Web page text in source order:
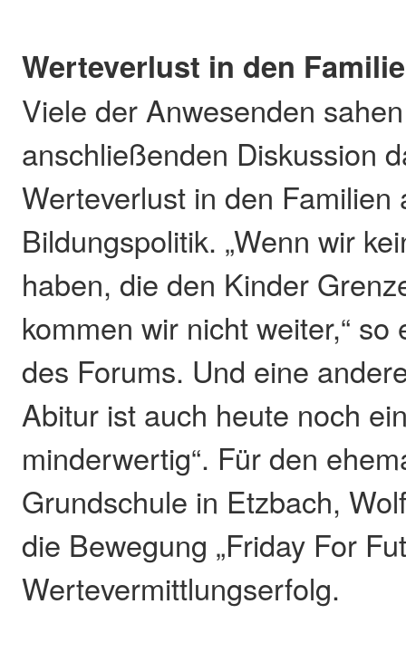
Werteverlust in den
Viele der Anwesenden
anschließenden Diskussion
Werteverlust in den Familien
Bildungspolitik. „Wenn wir
haben, die den Kinder
kommen wir nicht weiter,“ so
des Forums. Und eine
Abitur ist auch heute noch
minderwertig“. Für den
Grundschule in Etzbach,
die Bewegung „Friday For
Wertevermittlungserfolg.